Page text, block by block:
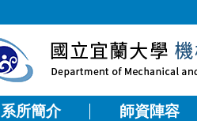
系所簡介 師資陣容